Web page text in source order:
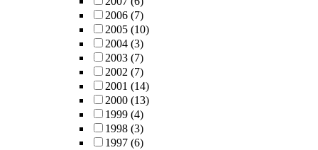
2006 (7)
2005 (10)
2004 (3)
2003 (7)
2002 (7)
2001 (14)
2000 (13)
1999 (4)
1998 (3)
1997 (6)